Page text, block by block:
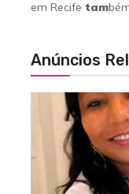
em Recife tam
Anúncios